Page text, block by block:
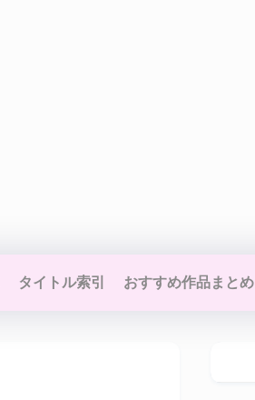
タイトル索引 おすすめ作品まとめ